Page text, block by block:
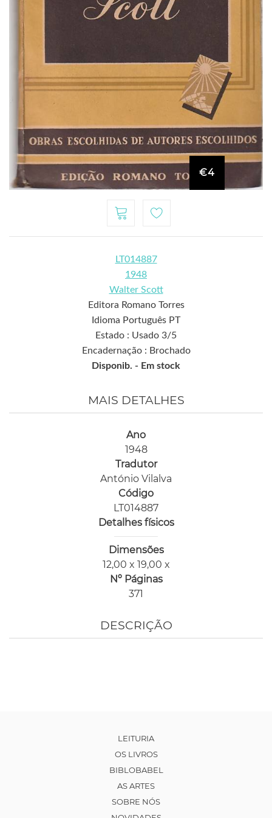
€4
LT014887
1948
Walter Scott
Editora Romano Torres
Idioma Português PT
Estado : Usado 3/5
Encadernação : Brochado
Disponib. - Em stock
MAIS DETALHES
Ano
1948
Tradutor
António Vilalva
Código
LT014887
Detalhes físicos
Dimensões
12,00 x 19,00 x
Nº Páginas
371
DESCRIÇÃO
LEITURIA
OS LIVROS
BIBLOBABEL
AS ARTES
SOBRE NÓS